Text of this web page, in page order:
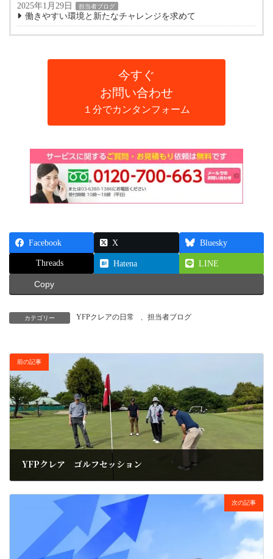
2025年1月29日 担当者ブログ
働きやすい環境と新たなチャレンジを求めて
今すぐ
お問い合わせ
１分でカンタンフォーム
Facebook X Bluesky
Threads Hatena LINE
Copy
カテゴリー YFPクレアの日常 、 担当者ブログ
前の記事
YFPクレア ゴルフセッション
次の記事